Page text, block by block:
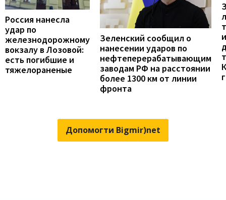
Россия нанесла
удар по
железнодорожному
вокзалу в Лозовой:
есть погибшие и
тяжелораненые
Зеленский сообщил о
нанесении ударов по
нефтеперерабатывающим
заводам РФ на расстоянии
более 1300 км от линии
фронта
Допомогти Bigmir)net